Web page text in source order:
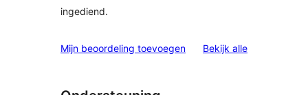
ingediend.
Mijn beoordeling toevoegen Bekijk alle